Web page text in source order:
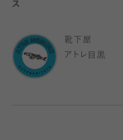
ス
靴下屋
アトレ目黒